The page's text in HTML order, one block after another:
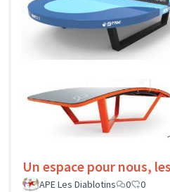
Un espace pour nous,
APE Les Diablotins
0 0